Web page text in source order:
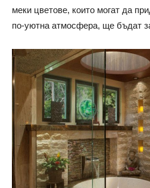
меки цветове, които могат да
по-уютна атмосфера, ще бъдат